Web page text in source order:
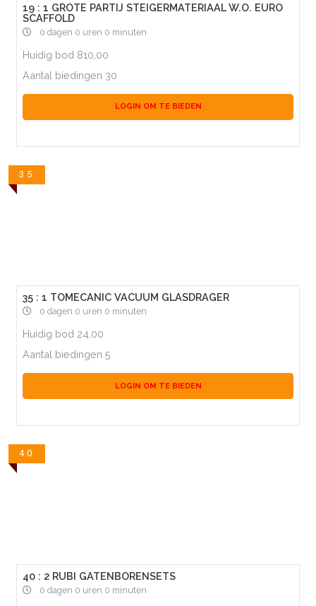
19 : 1 GROTE PARTIJ STEIGERMATERIAAL W.O. EURO
SCAFFOLD
0 dagen 0 uren 0 minuten
Huidig bod 810,00
Aantal biedingen 30
LOGIN OM TE BIEDEN
35
35 : 1 TOMECANIC VACUUM GLASDRAGER
0 dagen 0 uren 0 minuten
Huidig bod 24,00
Aantal biedingen 5
LOGIN OM TE BIEDEN
40
40 : 2 RUBI GATENBORENSETS
0 dagen 0 uren 0 minuten